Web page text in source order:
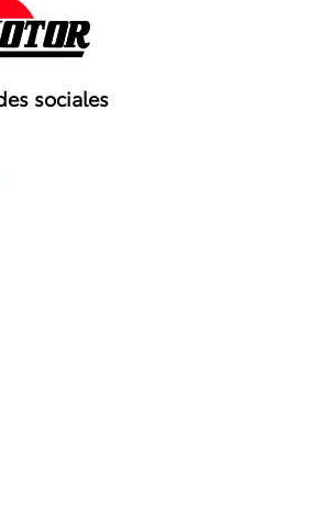
sociales